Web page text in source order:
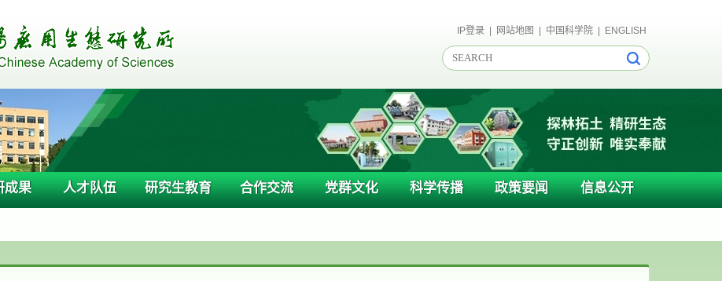
IP登录| 网站地图 中国科学院| ENGLISH
成果 人才队伍 研究生教育 合作交流 党群文化 科学传播 政策要闻 信息公开